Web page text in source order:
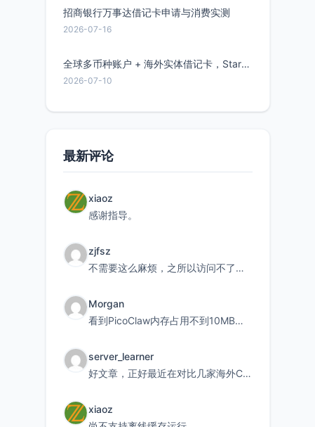
招商银行万事达借记卡申请与消费实测
2026-07-16
全球多币种账户 + 海外实体借记卡，Starryblu开户教程与注意事项
2026-07-10
最新评论
xiaoz
感谢指导。
zjfsz
不需要这么麻烦，之所以访问不了，是由于非对称路由的问题，在爱快主路由添加一条静态路由192.168.
Morgan
看到PicoClaw内存占用不到10MB这个数据真的很惊喜，确实很适合我这种想用旧设备折腾AI的小白
server_learner
好文章，正好最近在对比几家海外CDN。文中提到CF免费版不支持自定义回源端口和HOST这个痛点太真实
xiaoz